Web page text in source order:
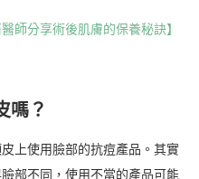
師分享術後肌膚的保養秘訣】
嗎？
上使用臉部的抗痘產品。其實
部不同，使用不當的產品可能